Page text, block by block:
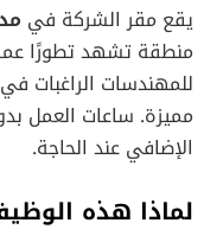
يقع مقر الشركة في
منطقة تشهد تطورًا
للمهندسات الراغبات
مميزة. ساعات العمل
الإضافي عند الحاجة.
لماذا هذه